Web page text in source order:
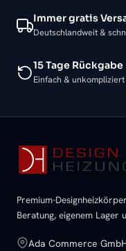
Immer gratis
Deutschlandweit &
15 Tage Rückgabe
Einfach & unkompliziert
Premium-
Beratung, eigenem Lager
Ada Commerce